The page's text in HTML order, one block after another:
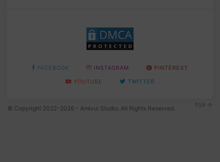
FACEBOOK INSTAGRAM
PINTEREST
YOUTUBE
TWITTER
© Copyright 2022-2026 - Amivui Studio. All Rights Reserved. TOP